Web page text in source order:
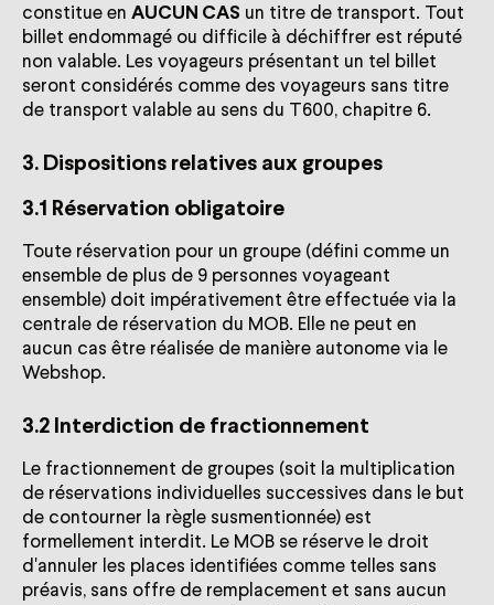
constitue enAUCUN CAS un titre de transport. Tout
billet endommagé ou difficile à déchiffrer est réputé
non valable. Les voyageurs présentant un tel billet
seront considérés comme des voyageurs sans titre
de transport valable au sens du T600, chapitre 6.
3. Dispositions relatives aux groupes
3.1 Réservation obligatoire
Toute réservation pour un groupe (défini comme un
ensemble de plus de 9 personnes voyageant
ensemble) doit impérativement être effectuée via la
centrale de réservation du MOB. Elle ne peut en
aucun cas être réalisée de manière autonome via le
Webshop.
3.2 Interdiction de fractionnement
Le fractionnement de groupes (soit la multiplication
de réservations individuelles successives dans le but
de contourner la règle susmentionnée) est
formellement interdit. Le MOB se réserve le droit
d'annuler les places identifiées comme telles sans
préavis, sans offre de remplacement et sans aucun